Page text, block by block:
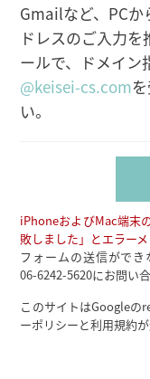
Gmailなど、PC
ドレスのご入力
ールで、ドメイン
@keisei-cs.com
い。
iPhoneおよびMac端末
敗しました」とエラー
フォームの送信がで
06-6242-5620にお問い
このサイトはGoogleの
ーポリシーと利用規約